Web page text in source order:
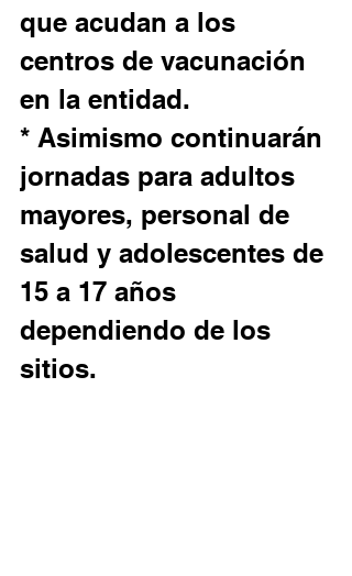
que acudan a los
centros de vacunación
en la entidad.
* Asimismo continuarán
jornadas para adultos
mayores, personal de
salud y adolescentes de
15 a 17 años
dependiendo de los
sitios.